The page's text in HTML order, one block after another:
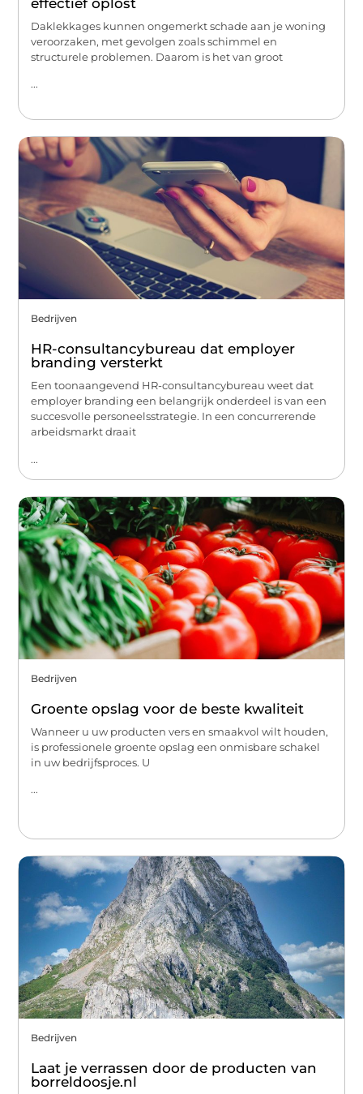
Daklekkages kunnen ongemerkt schade aan je woning
veroorzaken, met gevolgen zoals schimmel en
structurele problemen. Daarom is het van groot
...
Bedrijven
HR-consultancybureau dat employer
branding versterkt
Een toonaangevend HR-consultancybureau weet dat
employer branding een belangrijk onderdeel is van een
succesvolle personeelsstrategie. In een concurrerende
arbeidsmarkt draait
...
Bedrijven
Groente opslag voor de beste kwaliteit
Wanneer u uw producten vers en smaakvol wilt houden,
is professionele groente opslag een onmisbare schakel
in uw bedrijfsproces. U
...
Bedrijven
Laat je verrassen door de producten van
borreldoosje.nl